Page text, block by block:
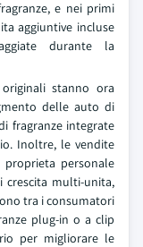
e nei primi
aggiuntive incluse
durante la
stanno ora
delle auto di
fragranze integrate
Inoltre, le vendite
personale
crescita multi-unita,
tra i consumatori
plug-in o a clip
per migliorare le